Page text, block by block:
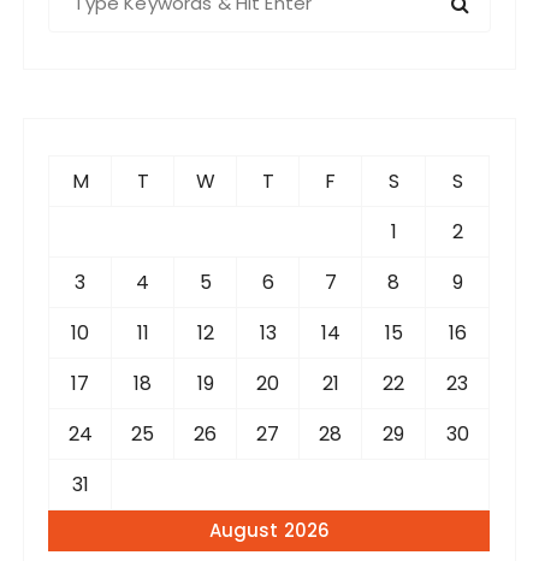
August 2026
M T W T F S
S
1
2
3
4 5 6 7 8
9
10
11 12 13 14 15
16
17
18 19 20 21 22
23
24
25 26 27 28 29
30
31